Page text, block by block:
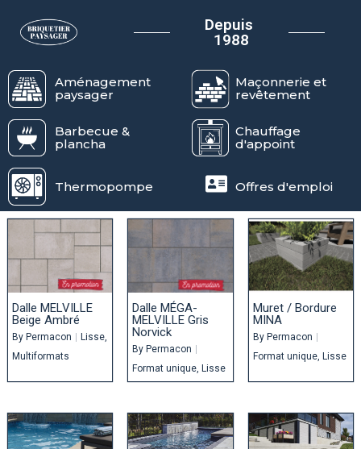
Depuis
1988
Aménagement
paysager
Maçonnerie et
revêtement
Barbecue &
plancha
Chauffage
d'appoint
Thermopompe Offres d'emploi
Dalle MELVILLE
Beige Ambré
By Permacon | Lisse
Multiformats
Dalle MÉGA-
MELVILLE Gris
Norvick
ByPermacon |
Format unique Lisse
Muret / Bordure
MINA
By Permacon |
Format unique Lisse